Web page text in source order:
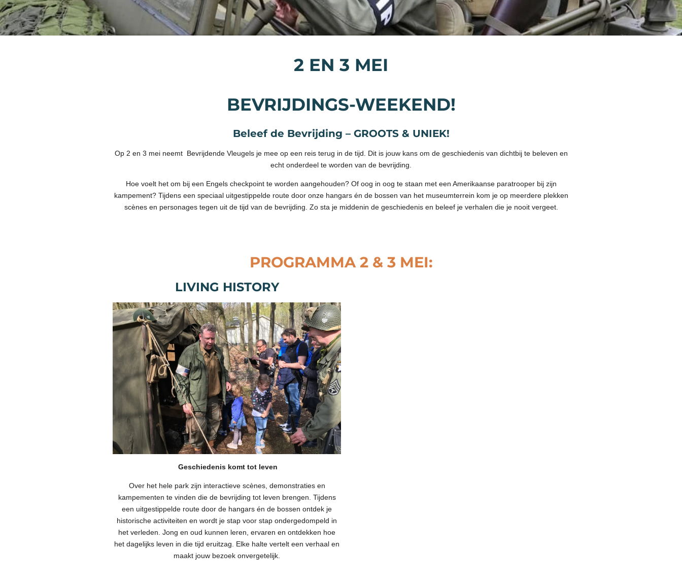
2 EN 3 MEI
BEVRIJDINGS-WEEKEND!
Beleef de Bevrijding – GROOTS & UNIEK!
Op 2 en 3 mei neemt Bevrijdende Vleugels je mee op een reis terug in de tijd. Dit is jouw kans om de geschiedenis van dichtbij te beleven en
echt onderdeel te worden van de bevrijding.
Hoe voelt het om bij een Engels checkpoint te worden aangehouden? Of oog in oog te staan met een Amerikaanse paratrooper bij zijn
kampement? Tijdens een speciaal uitgestippelde route door onze hangars én de bossen van het museumterrein kom je op meerdere plekken
scènes en personages tegen uit de tijd van de bevrijding. Zo sta je middenin de geschiedenis en beleef je verhalen die je nooit vergeet.
PROGRAMMA 2 & 3 MEI:
LIVING HISTORY
Geschiedenis komt tot leven
Over het hele park zijn interactieve scènes, demonstraties en
kampementen te vinden die de bevrijding tot leven brengen. Tijdens
een uitgestippelde route door de hangars én de bossen ontdek je
historische activiteiten en wordt je stap voor stap ondergedompeld in
het verleden. Jong en oud kunnen leren, ervaren en ontdekken hoe
het dagelijks leven in die tijd eruitzag. Elke halte vertelt een verhaal en
maakt jouw bezoek onvergetelijk.